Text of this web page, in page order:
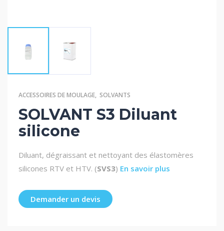
ACCESSOIRES DE MOULAGE, SOLVANTS
SOLVANT S3 Diluant
silicone
Diluant, dégraissant et nettoyant des élastomères
silicones RTV et HTV. (SVS3) En savoir plus
Demander un devis